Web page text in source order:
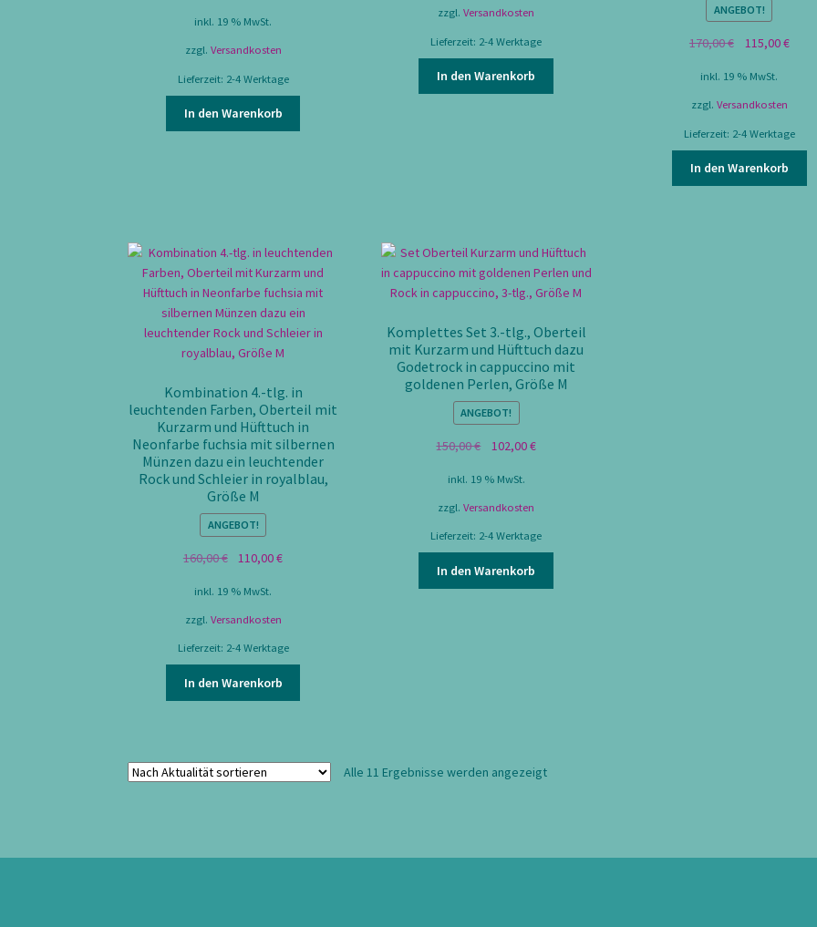
war:
170,00 €
inkl. 19 % MwSt.
zzgl. Versandkosten
Lieferzeit: 2-4 Werktage
In den Warenkorb
170,00 €
zzgl.Versandkosten
Lieferzeit: 2-4 Werktage
In den Warenkorb
ANGEBOT!
170,00€
Ursprünglicher
war:
170,00 €
115,00€
inkl. 19 % MwSt.
zzgl. Versandkosten
Lieferzeit: 2-4 Werktage
In den Warenkorb
Kombination 4.-tlg. in
leuchtenden Farben, Oberteil mit
Kurzarm und Hüfttuch in
Neonfarbe fuchsia mit silbernen
Münzen dazu ein leuchtender
Rock und Schleier in royalblau,
Größe M
ANGEBOT!
160,00€
Ursprünglicher
war:
160,00 €
110,00€Aktueller
inkl. 19 % MwSt.
zzgl. Versandkosten
Lieferzeit: 2-4 Werktage
In den Warenkorb
Komplettes Set 3.-tlg., Oberteil
mit Kurzarm und Hüfttuch dazu
Godetrock in cappuccino mit
goldenen Perlen, Größe M
ANGEBOT!
150,00€
Ursprünglicher
war:
150,00 €
102,00€Aktueller
inkl. 19 % MwSt.
zzgl.Versandkosten
Lieferzeit: 2-4 Werktage
In den Warenkorb
Alle 11 Ergebnisse werden angezeigtNach